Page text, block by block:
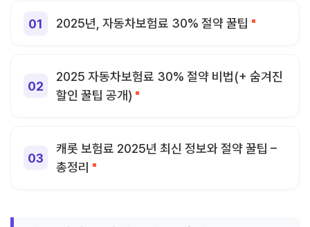
2025년, 자동차보험료 30% 절약 꿀팁
2025 자동차보험료 30% 절약 비법(+ 숨겨진
할인 꿀팁 공개)
캐롯 보험료 2025년 최신 정보와 절약 꿀팁 –
총정리